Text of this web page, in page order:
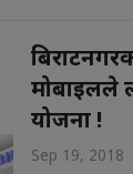
मोबाइलले
योजना !
Sep 19, 2018